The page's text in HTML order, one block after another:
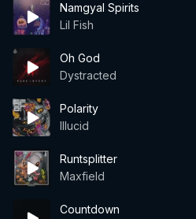
Namgyal Spirits
Lil Fish
Oh God
Dystracted
Polarity
Illucid
Runtsplitter
Maxfield
Countdown